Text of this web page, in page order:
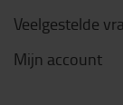
Veelgestelde
Mijn account